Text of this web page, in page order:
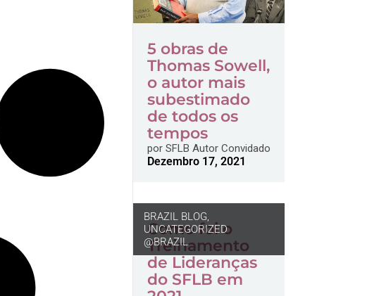
5 obras de
Thomas Sowell,
o autor mais
subestimado
de todos os
tempos
porSFLB Autor Convidado
Dezembro 17, 2021
BRAZIL BLOG,
UNCATEGORIZED
@BRAZIL
Como foi o
Treinamento
de Lideranças
do SFLB em